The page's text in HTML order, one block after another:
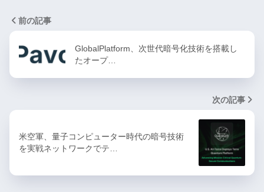
前の記事
GlobalPlatform、次世代暗号化技術を搭載し
たオープ…
次の記事
米空軍、量子コンピューター時代の暗号技術
を実戦ネットワークでテ…